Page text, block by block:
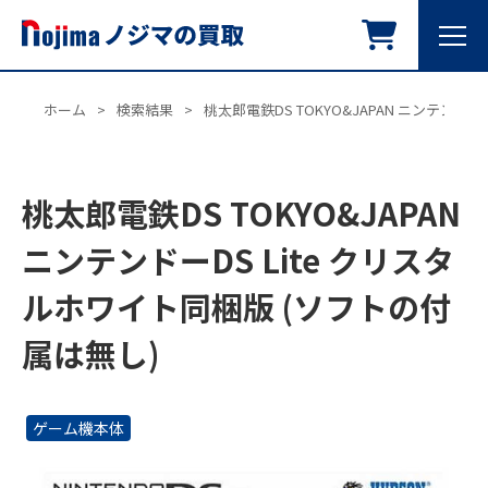
ホーム > 検索結果 > 桃太郎電鉄DS TOKYO&JAPAN ニンテンド
桃太郎電鉄DS TOKYO&JAPAN
ニンテンドーDS Lite クリスタ
ルホワイト同梱版 (ソフトの付
属は無し)
ゲーム機本体